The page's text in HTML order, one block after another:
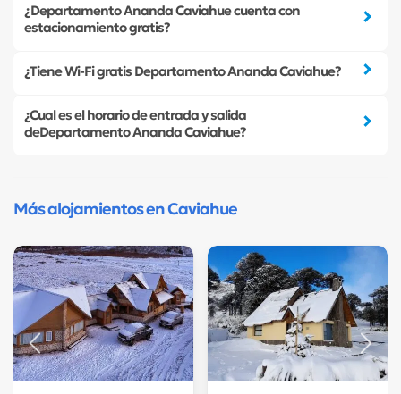
¿Departamento Ananda Caviahue cuenta con
estacionamiento gratis?
¿Tiene Wi-Fi gratis Departamento Ananda Caviahue?
¿Cual es el horario de entrada y salida
deDepartamento Ananda Caviahue?
Más alojamientos en Caviahue